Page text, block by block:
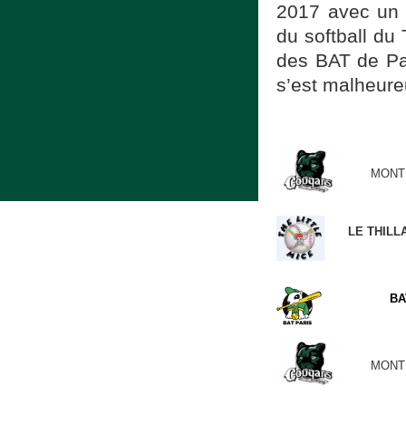
2017 avec un
du softball du
des BAT de
s’est
LE